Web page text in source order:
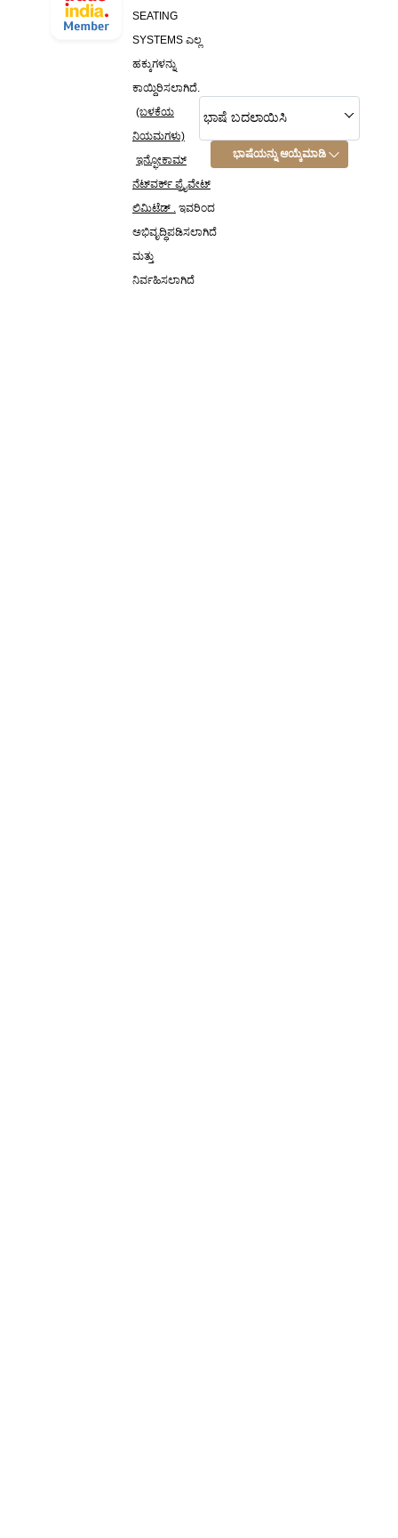
SEATING
SYSTEMS ಎಲ್ಲ
ಹಕ್ಕುಗಳನ್ನು
ಕಾಯ್ದಿರಿಸಲಾಗಿದೆ.
(ಬಳಕೆಯ
ನಿಯಮಗಳು)
ಇನ್ಫೋಕಾಮ್
ನೆಟ್‌ವರ್ಕ್ ಪ್ರೈವೇಟ್
ಲಿಮಿಟೆಡ್ .ಇವರಿಂದ
ಅಭಿವೃದ್ಧಿಪಡಿಸಲಾಗಿದೆ
ಮತ್ತು
ನಿರ್ವಹಿಸಲಾಗಿದೆ
ಭಾಷೆ ಬದಲಾಯಿಸಿ
ಭಾಷೆಯನ್ನು ಆಯ್ಕೆಮಾಡಿ